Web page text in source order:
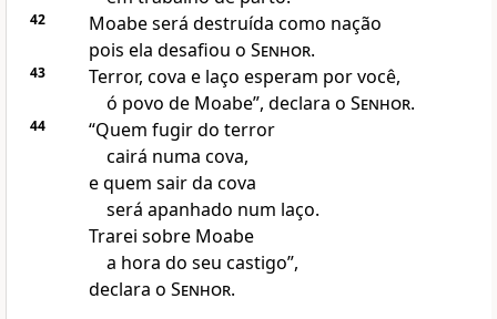
42
Moabe será destruída como nação
pois ela desafiou o Senhor.
43
Terror, cova e laço esperam por você,
ó povo de Moabe”, declara o Senhor.
44
“Quem fugir do terror
cairá numa cova,
e quem sair da cova
será apanhado num laço.
Trarei sobre Moabe
a hora do seu castigo”,
declara o Senhor.